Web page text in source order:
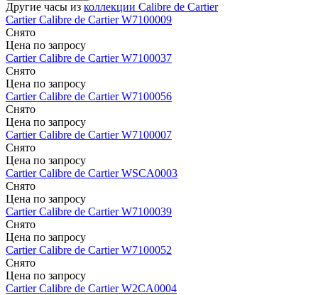
Другие часы из коллекции Calibre de Cartier
CartierCalibre de CartierW7100009
Снято
Цена по запросу
CartierCalibre de CartierW7100037
Снято
Цена по запросу
CartierCalibre de CartierW7100056
Снято
Цена по запросу
CartierCalibre de CartierW7100007
Снято
Цена по запросу
CartierCalibre de CartierWSCA0003
Снято
Цена по запросу
CartierCalibre de CartierW7100039
Снято
Цена по запросу
CartierCalibre de CartierW7100052
Снято
Цена по запросу
CartierCalibre de CartierW2CA0004